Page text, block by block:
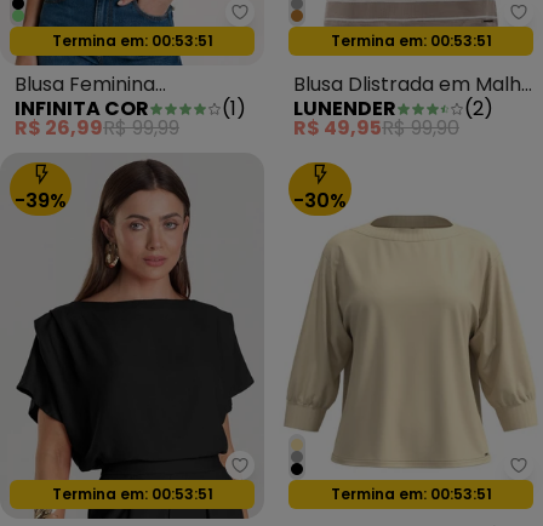
Infinita Cor - Blusa Feminina
Oferta relâmpago
Termina em: 00:53:49
Blusa Feminina
Estampada Viscotorcion
Verde
INFINITA COR (1)
R$ 26,99R$ 99,99
Oferta relâmpago
Termina em: 00:53:49
Blusa Dlistrada em Malha
Ribana Cinza
LUNENDER (2)
R$ 49,95R$ 99,90
-39%
Dianna - Blusa Feminina
Oferta relâmpago
Termina em: 00:53:49
-30%
Oferta relâmpago
Termina em: 00:53:49